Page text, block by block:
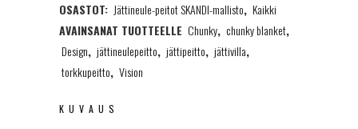
90x130cm
quantity
OSASTOT: Jättineule-peitot SKANDI-mallisto, Kaikki
AVAINSANAT TUOTTEELLE Chunky, chunky blanket,
Design, jättineulepeitto, jättipeitto, jättivilla,
torkkupeitto, Vision
KUVAUS